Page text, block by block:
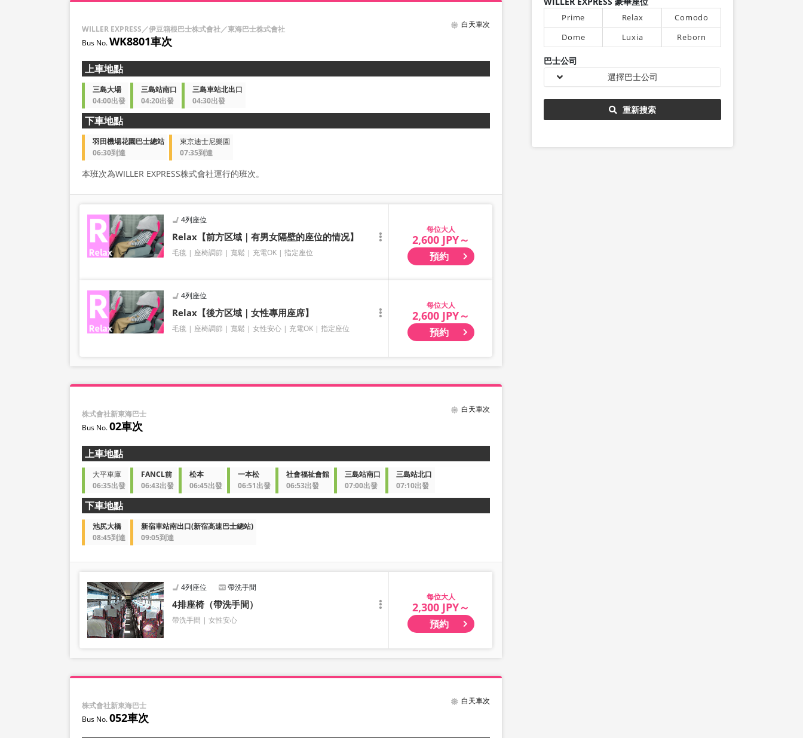
WILLER EXPRESS／伊豆箱根巴士株式會社／東海巴士株式會社
WK8801車次
白天車次
上車地點
三島大場
04:00出發
三島站南口
04:20出發
三島車站北出口
04:30出發
下車地點
羽田機場花園巴士總站
06:30到達
東京迪士尼樂園
07:35到達
本班次為WILLER EXPRESS株式會社運行的班次。
4列座位
Relax【前方区域｜有男女隔壁的座位的情况】
毛毯 座椅調節 寬鬆 充電OK 指定座位
大人
2,600 JPY～
預約
4列座位
Relax【後方区域｜女性專用座席】
毛毯 座椅調節 寬鬆 女性安心 充電OK 指定座位
大人
2,600 JPY～
預約
株式會社新東海巴士
02車次
白天車次
上車地點
大平車庫
06:35出發
FANCL前
06:43出發
松本
06:45出發
一本松
06:51出發
社會福祉會館
06:53出發
三島站南口
07:00出發
三島站北口
07:10出發
下車地點
池尻大橋
08:45到達
新宿車站南出口(新宿高速巴士總站)
09:05到達
4列座位 帶洗手間
4排座椅（帶洗手間）
帶洗手間 女性安心
大人
2,300 JPY～
預約
株式會社新東海巴士
052車次
白天車次
Prime Relax
Comodo
Dome
Luxia Reborn
巴士公司
選擇巴士公司
重新搜索